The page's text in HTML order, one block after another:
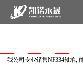
我公司专业销售NF334轴承,